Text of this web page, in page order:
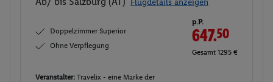
Doppelzimmer Superior
Ohne Verpflegung
p.P.
647.50
Gesamt 1295 €
Veranstalter: Travelix - eine Marke der